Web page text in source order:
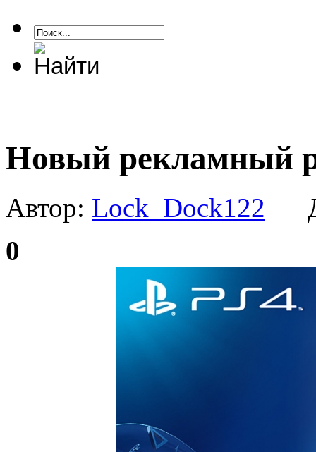
Новый рекламный
Автор: Lock_Dock122
0